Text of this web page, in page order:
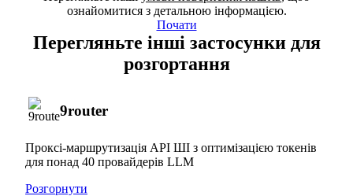
ознайомитися з детальною інформацією.
Почати
Перегляньте інші застосунки для
розгортання
9router
Проксі-маршрутизація API ШІ з оптимізацією токенів
для понад 40 провайдерів LLM
Розгорнути